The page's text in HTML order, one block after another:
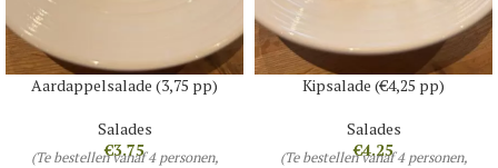
Aardappelsalade (3,75 pp)
Salades
€3.75
(Te bestellen vanaf 4 personen,
Kipsalade (€4,25 pp)
Salades
€4.25
(Te bestellen vanaf 4 personen,